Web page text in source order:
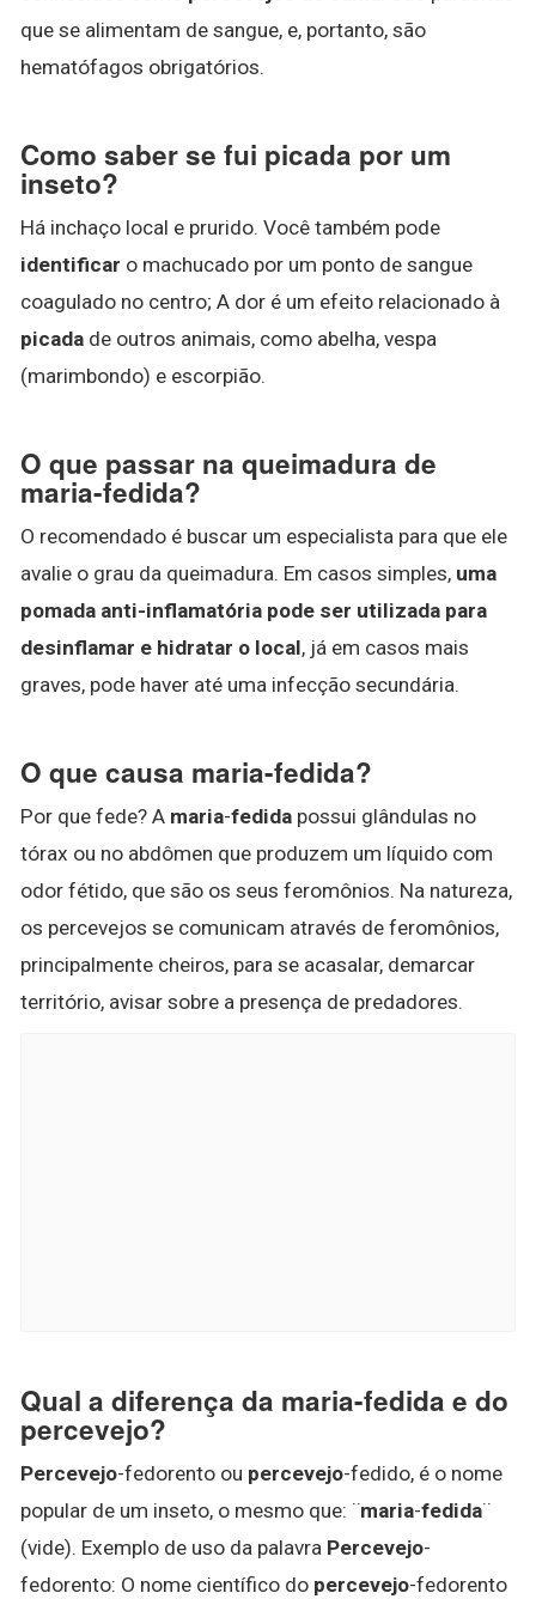
que se alimentam de sangue, e, portanto, são
hematófagos obrigatórios.
Como saber se fui picada por um
inseto?
Há inchaço local e prurido. Você também pode
identificar o machucado por um ponto de sangue
coagulado no centro; A dor é um efeito relacionado à
picada de outros animais, como abelha, vespa
(marimbondo) e escorpião.
O que passar na queimadura de
maria-fedida?
O recomendado é buscar um especialista para que ele
avalie o grau da queimadura. Em casos simples, uma
pomada anti-inflamatória pode ser utilizada para
desinflamar e hidratar o local, já em casos mais
graves, pode haver até uma infecção secundária.
O que causa maria-fedida?
Por que fede? A maria-fedida possui glândulas no
tórax ou no abdômen que produzem um líquido com
odor fétido, que são os seus feromônios. Na natureza,
os percevejos se comunicam através de feromônios,
principalmente cheiros, para se acasalar, demarcar
território, avisar sobre a presença de predadores.
Qual a diferença da maria-fedida e do
percevejo?
Percevejo-fedorento ou percevejo-fedido, é o nome
popular de um inseto, o mesmo que: ¨maria-fedida¨
(vide). Exemplo de uso da palavra Percevejo-
fedorento: O nome científico do percevejo-fedorento